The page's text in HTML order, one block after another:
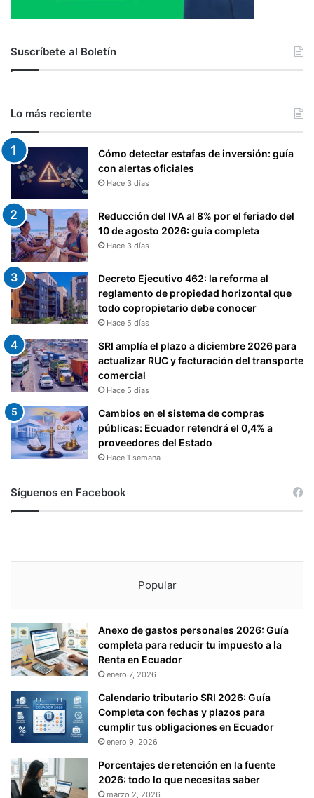
Suscríbete al Boletín
Lo más reciente
Cómo detectar estafas de inversión: guía
con alertas oficiales
Hace 3 días
Reducción del IVA al 8% por el feriado del
10 de agosto 2026: guía completa
Hace 3 días
Decreto Ejecutivo 462: la reforma al
reglamento de propiedad horizontal que
todo copropietario debe conocer
Hace 5 días
SRI amplía el plazo a diciembre 2026 para
actualizar RUC y facturación del transporte
comercial
Hace 5 días
Cambios en el sistema de compras
públicas: Ecuador retendrá el 0,4% a
proveedores del Estado
Hace 1 semana
Síguenos en Facebook
Popular
Anexo de gastos personales 2026: Guía
completa para reducir tu impuesto a la
Renta en Ecuador
enero 7, 2026
Calendario tributario SRI 2026: Guía
Completa con fechas y plazos para
cumplir tus obligaciones en Ecuador
enero 9, 2026
Porcentajes de retención en la fuente
2026: todo lo que necesitas saber
marzo 2, 2026